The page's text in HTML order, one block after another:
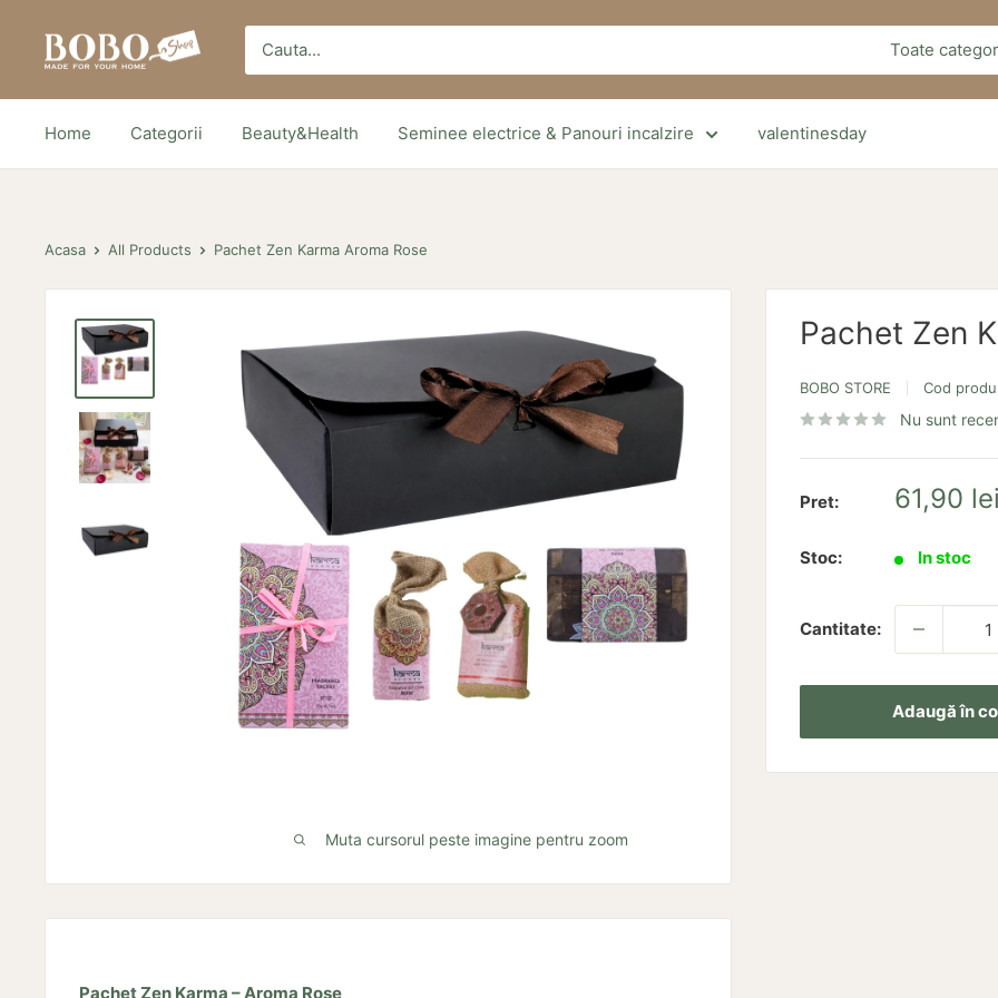
Bobo
Store
Toate
Home Categorii Beauty&Health Seminee electrice & Panouri incalzire valentinesday
Acasa All Products Pachet Zen Karma Aroma Rose
Muta cursorul peste imagine pentru zoom
Pachet Zen
BOBO STORE Cod
Nu sunt
Pret:
Pret
redus
61,90
Stoc: In stoc
Cantitate:
Adaugă în
Pachet Zen Karma – Aroma Rose